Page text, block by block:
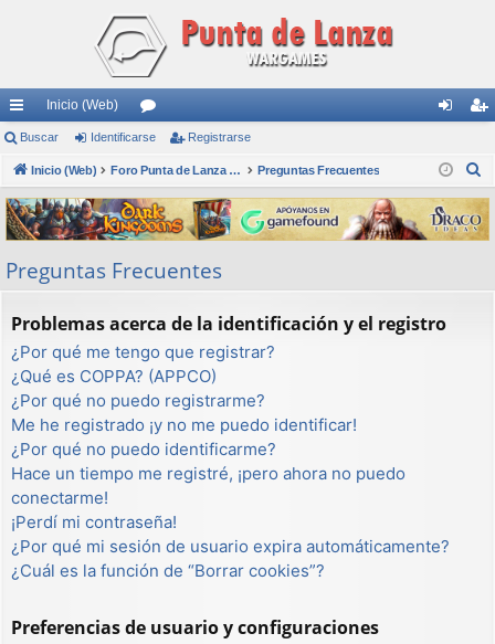
nl
ac
es
rá
pi
Inicio (Web)
or
os nti
fic
ar
ist
ra
rs
Buscar Identificarse Registrarse
Inicio (Web) Foro Punta de Lanza Wargames Preguntas Frecuentes
s
c
r
Preguntas Frecuentes
Problemas acerca de la identificación y el registro
¿Por qué me tengo que registrar?
¿Qué es COPPA? (APPCO)
¿Por qué no puedo registrarme?
Me he registrado ¡y no me puedo identificar!
¿Por qué no puedo identificarme?
Hace un tiempo me registré, ¡pero ahora no puedo
conectarme!
¡Perdí mi contraseña!
¿Por qué mi sesión de usuario expira automáticamente?
¿Cuál es la función de “Borrar cookies”?
Preferencias de usuario y configuraciones